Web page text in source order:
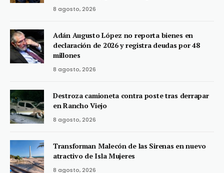
8 agosto, 2026
Adán Augusto López no reporta bienes en
declaración de 2026 y registra deudas por 48
millones
8 agosto, 2026
Destroza camioneta contra poste tras derrapar
en Rancho Viejo
8 agosto, 2026
Transforman Malecón de las Sirenas en nuevo
atractivo de Isla Mujeres
8 agosto, 2026